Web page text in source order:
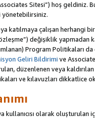
Sitesi”) hoş geldiniz.
yönetebilirsiniz.
katılmaya çalışan herhangi
değişiklik
Program Politikaları
Geliri Bildirimi ve
düzenlenen veya
ve kılavuzları dikkatlice
olarak oluşturulan